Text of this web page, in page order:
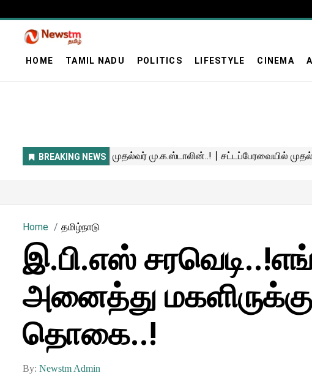
HOME TAMIL NADU POLITICS LIFESTYLE CINEMA
Home தமிழ்நாடு
இ.பி.எஸ்
அனைத்து
தொகை..!
By: Newstm Admin